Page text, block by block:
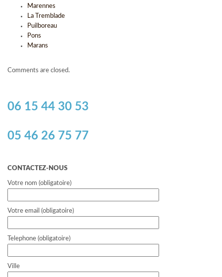
Marennes
La Tremblade
Puilboreau
Pons
Marans
Comments are closed.
06 15 44 30 53
05 46 26 75 77
CONTACTEZ-NOUS
Votre nom (obligatoire)
Votre email (obligatoire)
Telephone (obligatoire)
Ville